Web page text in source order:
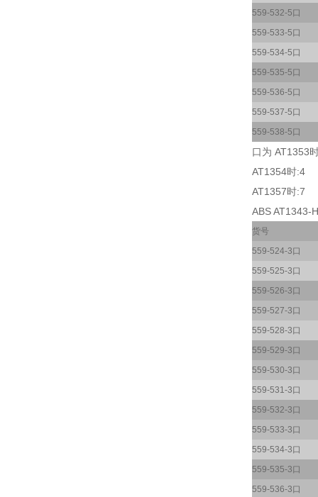
559-532-5口
559-533-5口
559-534-5口
559-535-5口
559-536-5口
559-537-5口
559-538-5口
口为 AT1353
AT1354时:4
AT1357时:7
ABS AT1343-
货号
559-524-3口
559-525-3口
559-526-3口
559-527-3口
559-528-3口
559-529-3口
559-530-3口
559-531-3口
559-532-3口
559-533-3口
559-534-3口
559-535-3口
559-536-3口